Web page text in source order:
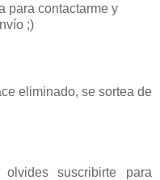
para contactarme y
;)
eliminado, se sortea de
olvides suscribirte para